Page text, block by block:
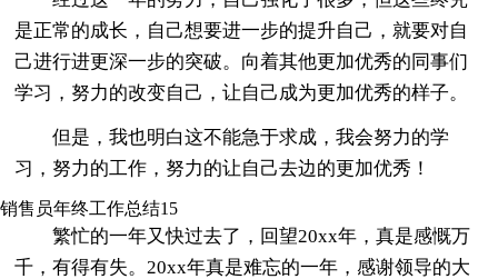
是正常的成长，自己想要进一步的提升自己，就要对自
己进行进更深一步的突破。向着其他更加优秀的同事们
学习，努力的改变自己，让自己成为更加优秀的样子。
但是，我也明白这不能急于求成，我会努力的学
习，努力的工作，努力的让自己去边的更加优秀！
销售员年终工作总结15
繁忙的一年又快过去了，回望20xx年，真是感慨万
千，有得有失。20xx年真是难忘的一年，感谢领导的大